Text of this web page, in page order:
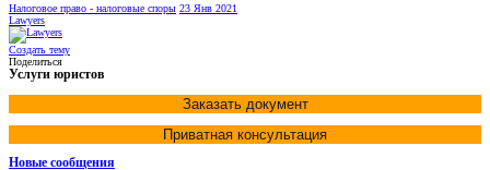
Налоговое право - налоговые споры 23 Янв 2021
Lawyers
Создать тему
Поделиться
Услуги юристов
Заказать документ
Приватная консультация
Новые сообщения